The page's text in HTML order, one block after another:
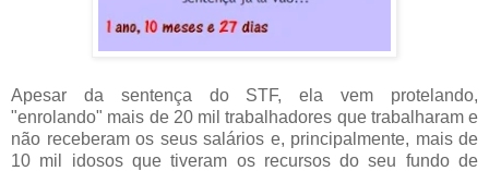
Apesar da sentença do STF, ela vem protelando,
"enrolando" mais de 20 mil trabalhadores que trabalharam e
não receberam os seus salários e, principalmente, mais de
10 mil idosos que tiveram os recursos do seu fundo de